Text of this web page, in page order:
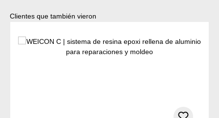
Omitir la galería de productos
Clientes que también vieron